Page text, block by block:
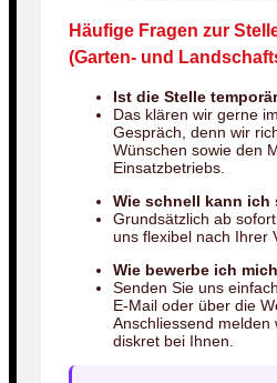
Häufige Fragen zur
(Garten- und
Ist die Stelle
Das klären wir gerne
Gespräch, denn wir
Wünschen sowie den
Einsatzbetriebs.
Wie schnell kann ich
Grundsätzlich ab
uns flexibel nach Ihrer
Wie bewerbe ich
Senden Sie uns
E-Mail oder über die
Anschliessend melden
diskret bei Ihnen.